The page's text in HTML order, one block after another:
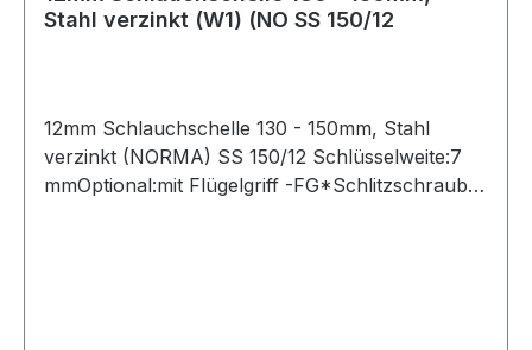
Stahl verzinkt (W1) (NO SS 150/12
12mm Schlauchschelle 130 - 150mm, Stahl
verzinkt (NORMA) SS 150/12 Schlüsselweite:7
mmOptional:mit Flügelgriff -FG*Schlitzschraube